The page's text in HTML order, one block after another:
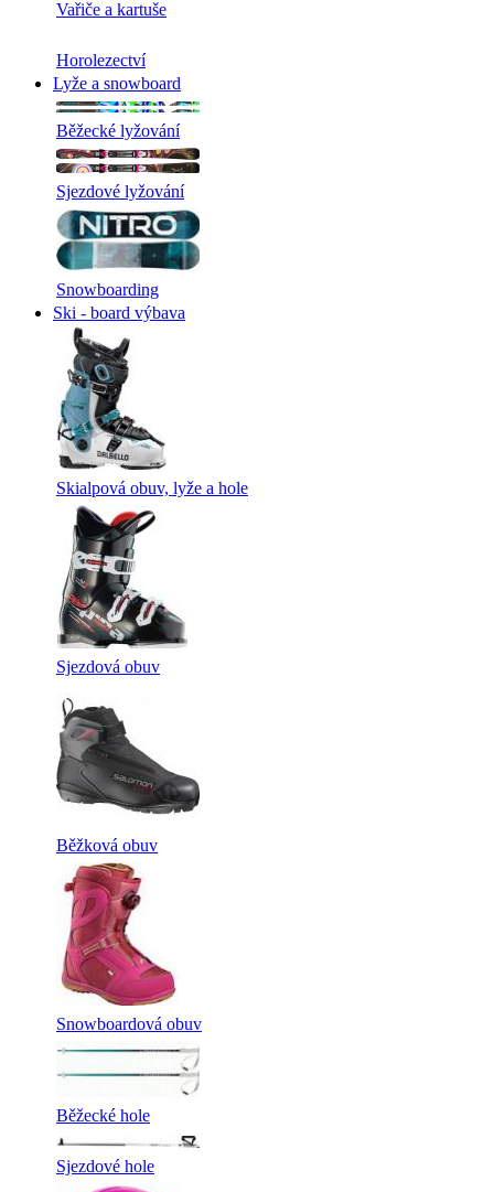
Vařiče a kartuše
Horolezectví
Lyže a snowboard
Běžecké lyžování
Sjezdové lyžování
Snowboarding
Ski - board výbava
Skialpová obuv, lyže a hole
Sjezdová obuv
Běžková obuv
Snowboardová obuv
Běžecké hole
Sjezdové hole